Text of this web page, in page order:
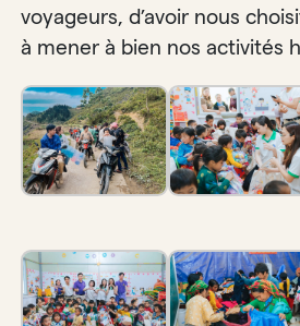
voyageurs, d’avoir nous
à mener à bien nos activités